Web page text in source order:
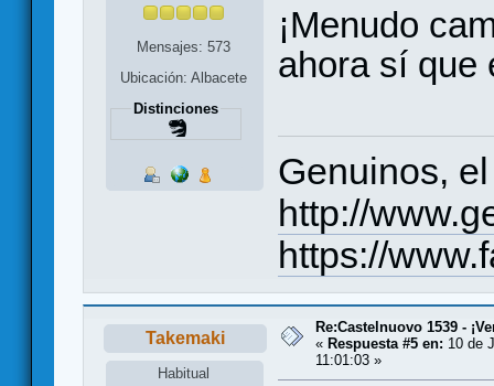
Mensajes: 573
Ubicación: Albacete
Distinciones
¡Menudo
ahora sí que
Genuinos,
http://
https://
Takemaki
Habitual
Re:Castelnuovo 1539 -
« Respuesta #5 en: 10 de
11:01:03 »